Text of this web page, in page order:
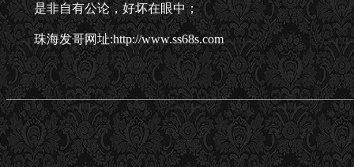
是非自有公论，好坏在眼中；
珠海发哥网址:http://www.ss68s.com